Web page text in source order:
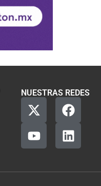
NUESTRAS REDES